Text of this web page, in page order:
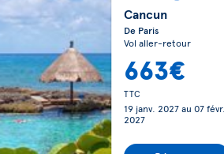
Cancun
De Paris
Vol aller-retour
663€
TTC
19 janv. 2027au 07 févr.
2027